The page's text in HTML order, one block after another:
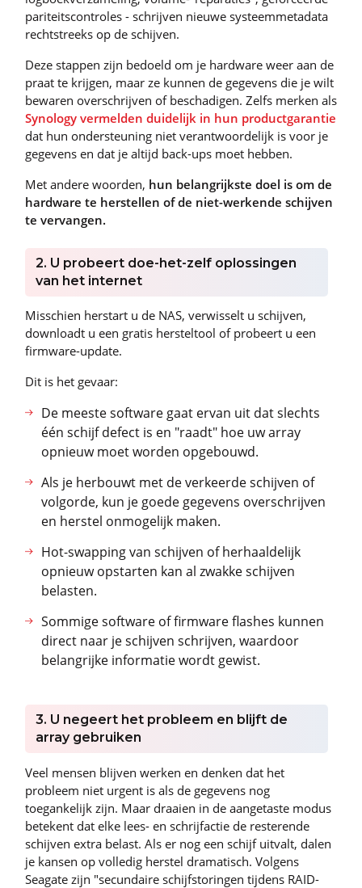
pariteitscontroles - schrijven nieuwe systeemmetadata
rechtstreeks op de schijven.
Deze stappen zijn bedoeld om je hardware weer aan de
praat te krijgen, maar ze kunnen de gegevens die je wilt
bewaren overschrijven of beschadigen. Zelfs merken als
Synology vermelden duidelijk in hun productgarantie
dat hun ondersteuning niet verantwoordelijk is voor je
gegevens en dat je altijd back-ups moet hebben.
Met andere woorden, hun belangrijkste doel is om de
hardware te herstellen of de niet-werkende schijven
te vervangen.
2. U probeert doe-het-zelf oplossingen
van het internet
Misschien herstart u de NAS, verwisselt u schijven,
downloadt u een gratis hersteltool of probeert u een
firmware-update.
Dit is het gevaar:
De meeste software gaat ervan uit dat slechts
één schijf defect is en "raadt" hoe uw array
opnieuw moet worden opgebouwd.
Als je herbouwt met de verkeerde schijven of
volgorde, kun je goede gegevens overschrijven
en herstel onmogelijk maken.
Hot-swapping van schijven of herhaaldelijk
opnieuw opstarten kan al zwakke schijven
belasten.
Sommige software of firmware flashes kunnen
direct naar je schijven schrijven, waardoor
belangrijke informatie wordt gewist.
3. U negeert het probleem en blijft de
array gebruiken
Veel mensen blijven werken en denken dat het
probleem niet urgent is als de gegevens nog
toegankelijk zijn. Maar draaien in de aangetaste modus
betekent dat elke lees- en schrijfactie de resterende
schijven extra belast. Als er nog een schijf uitvalt, dalen
je kansen op volledig herstel dramatisch. Volgens
Seagate zijn "secundaire schijfstoringen tijdens RAID-